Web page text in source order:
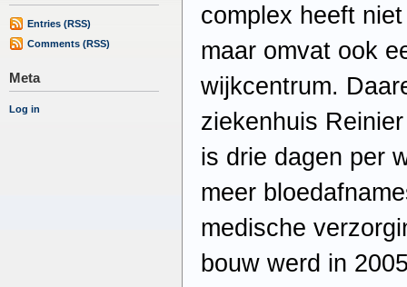
Entries (RSS)
Comments (RSS)
Meta
Log in
complex heeft
maar omvat ook
wijkcentrum.
ziekenhuis
is drie dagen per
meer
medische
bouw werd in